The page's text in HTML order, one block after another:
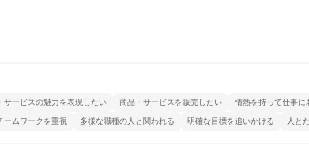
サービスの魅力を表現したい 商品・サービスを販売したい 情熱を持って仕事に
ームワークを重視 多様な職種の人と関われる 明確な目標を追いかける 人と